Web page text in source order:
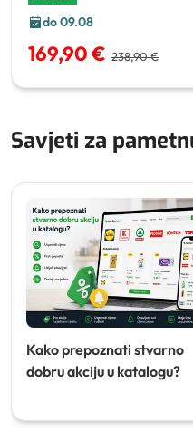
do 09.08
169,90 € 238,90 €
Savjeti za
Kako prepoznati stvarno
dobru akciju u katalogu?